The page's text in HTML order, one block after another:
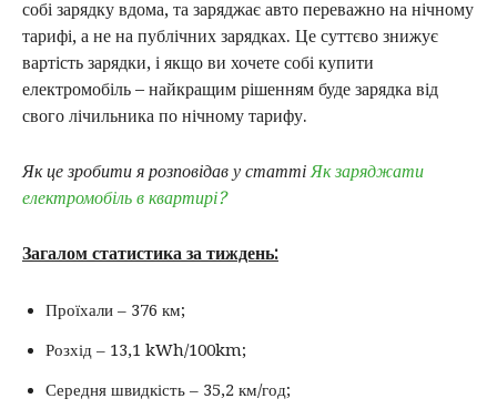
собі зарядку вдома, та заряджає авто переважно на нічному
тарифі, а не на публічних зарядках. Це суттєво знижує
вартість зарядки, і якщо ви хочете собі купити
електромобіль – найкращим рішенням буде зарядка від
свого лічильника по нічному тарифу.
Як це зробити я розповідав у статтіЯк заряджати
електромобіль в квартирі?
Загалом статистика за тиждень:
Проїхали – 376 км;
Розхід – 13,1 kWh/100km;
Середня швидкість – 35,2 км/год;